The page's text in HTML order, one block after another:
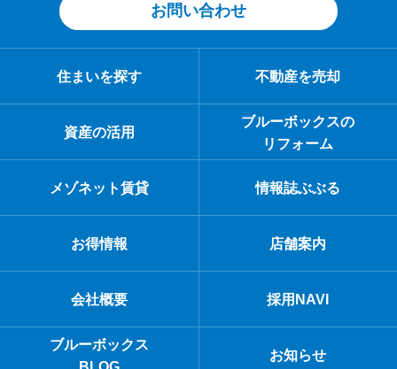
お問い合わせ
住まいを探す 不動産を売却
資産の活用
ブルーボックスの
リフォーム
メゾネット賃貸 情報誌ぶぶる
お得情報 店舗案内
会社概要 採用NAVI
ブルーボックス
お知らせ